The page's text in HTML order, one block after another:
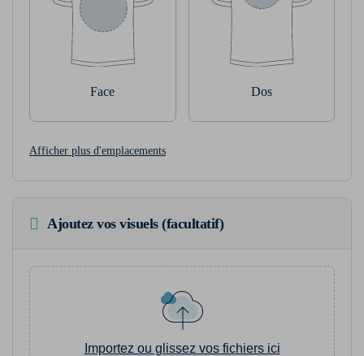
Face Dos
Afficher plus d'emplacements
Ajoutez vos visuels (facultatif)
Importez ou glissez vos fichiers ici